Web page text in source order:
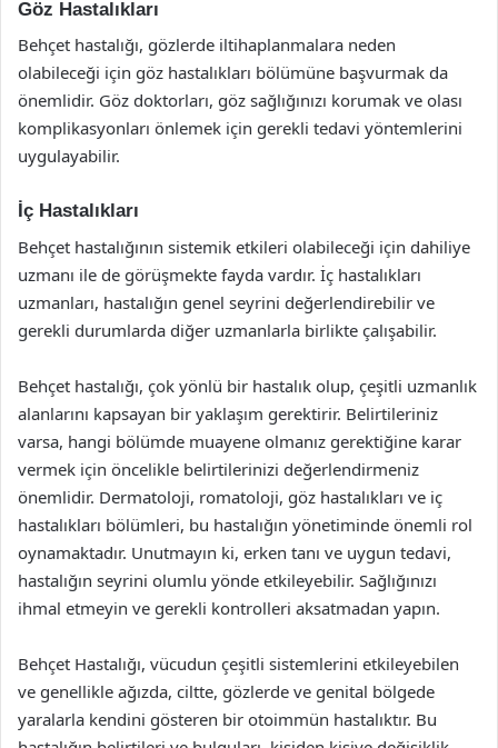
Göz Hastalıkları
Behçet hastalığı, gözlerde iltihaplanmalara neden
olabileceği için göz hastalıkları bölümüne başvurmak da
önemlidir. Göz doktorları, göz sağlığınızı korumak ve olası
komplikasyonları önlemek için gerekli tedavi yöntemlerini
uygulayabilir.
İç Hastalıkları
Behçet hastalığının sistemik etkileri olabileceği için dahiliye
uzmanı ile de görüşmekte fayda vardır. İç hastalıkları
uzmanları, hastalığın genel seyrini değerlendirebilir ve
gerekli durumlarda diğer uzmanlarla birlikte çalışabilir.
Behçet hastalığı, çok yönlü bir hastalık olup, çeşitli uzmanlık
alanlarını kapsayan bir yaklaşım gerektirir. Belirtileriniz
varsa, hangi bölümde muayene olmanız gerektiğine karar
vermek için öncelikle belirtilerinizi değerlendirmeniz
önemlidir. Dermatoloji, romatoloji, göz hastalıkları ve iç
hastalıkları bölümleri, bu hastalığın yönetiminde önemli rol
oynamaktadır. Unutmayın ki, erken tanı ve uygun tedavi,
hastalığın seyrini olumlu yönde etkileyebilir. Sağlığınızı
ihmal etmeyin ve gerekli kontrolleri aksatmadan yapın.
Behçet Hastalığı, vücudun çeşitli sistemlerini etkileyebilen
ve genellikle ağızda, ciltte, gözlerde ve genital bölgede
yaralarla kendini gösteren bir otoimmün hastalıktır. Bu